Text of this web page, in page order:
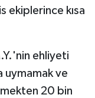
ekiplerince kısa
ehliyeti
uymamak ve
20 bin